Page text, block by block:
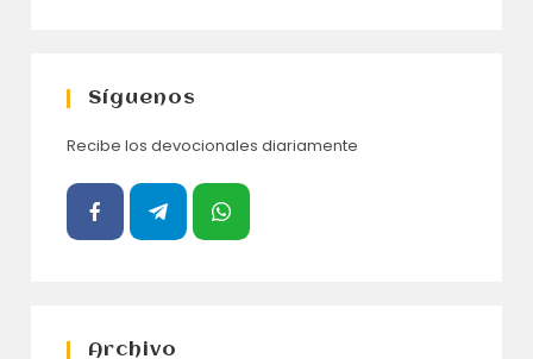
Síguenos
Recibe los devocionales diariamente
Archivo